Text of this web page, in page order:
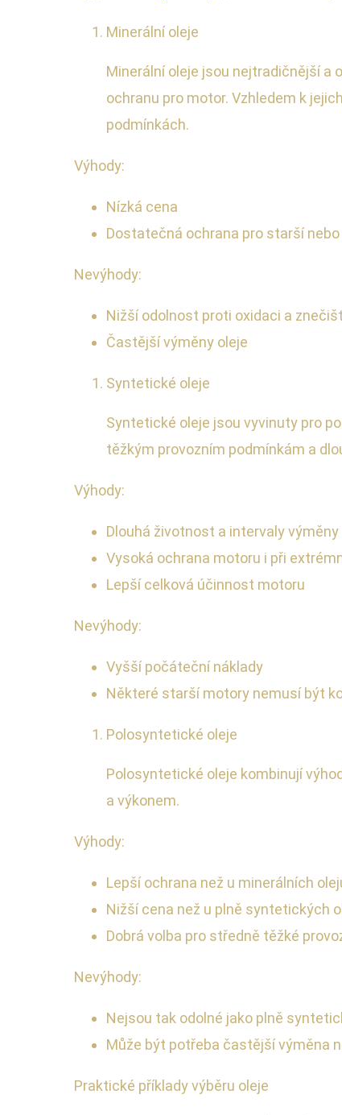
Minerální oleje
Minerální oleje jsou nejtradičnější a
ochranu pro motor. Vzhledem k
podmínkách.
Výhody:
Nízká cena
Dostatečná ochrana pro starší
Nevýhody:
Nižší odolnost proti oxidaci a
Častější výměny oleje
Syntetické oleje
Syntetické oleje jsou vyvinuty pro
těžkým provozním podmínkám a
Výhody:
Dlouhá životnost a intervaly výměny
Vysoká ochrana motoru i při
Lepší celková účinnost motoru
Nevýhody:
Vyšší počáteční náklady
Některé starší motory nemusí být
Polosyntetické oleje
Polosyntetické oleje kombinují
a výkonem.
Výhody:
Lepší ochrana než u minerálních
Nižší cena než u plně syntetických
Dobrá volba pro středně těžké
Nevýhody:
Nejsou tak odolné jako plně
Může být potřeba častější výměna
Praktické příklady výběru oleje